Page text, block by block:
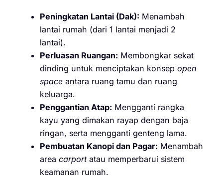
Peningkatan Lantai (Dak): Menambah
lantai rumah (dari 1 lantai menjadi 2
lantai).
Perluasan Ruangan: Membongkar sekat
dinding untuk menciptakan konsep open
space antara ruang tamu dan ruang
keluarga.
Penggantian Atap: Mengganti rangka
kayu yang dimakan rayap dengan baja
ringan, serta mengganti genteng lama.
Pembuatan Kanopi dan Pagar: Menambah
area carportatau memperbarui sistem
keamanan rumah.